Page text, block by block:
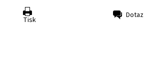
Tisk Dotaz